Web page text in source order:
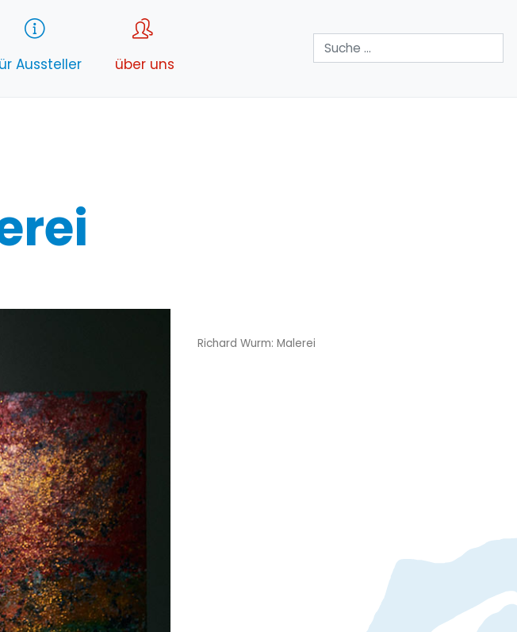
Aussteller über uns
Suchen
Richard Wurm: Malerei